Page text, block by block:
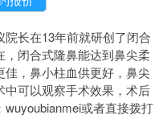
院长在13年前就研创了闭合
闭合式隆鼻能达到鼻尖柔
，鼻小柱血供更好，鼻尖
可以观察手术效果，术后
或者直接拨打